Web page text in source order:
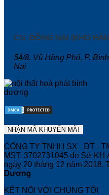
CN. ĐỒNG NAI (KHO
54/8, Vũ Hồng Phô, P.
Nai
CÔNG TY TNHH SX - ĐT -
MST: 3702731045 do Sở
ngày 20 tháng 12 năm 2018.
Dương
KẾT NỐI VỚI CHÚNG TÔI